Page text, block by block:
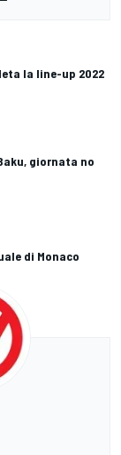
la line-up 2022
giornata no
di Monaco